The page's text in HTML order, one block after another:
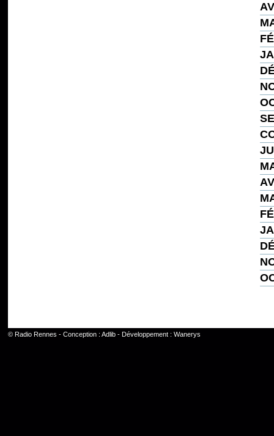
© Radio Rennes - Conception : Adlib- Développement : Wanerys